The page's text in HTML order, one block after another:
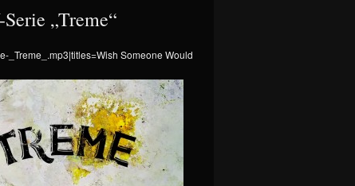
„Treme“
_Treme_.mp3|titles=Wish Someone Would